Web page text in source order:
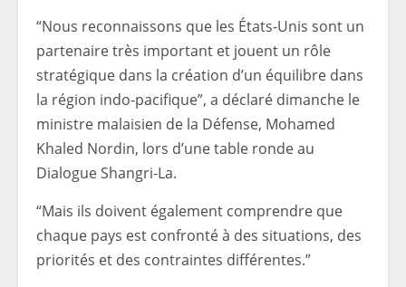
“Nous reconnaissons que les États-Unis sont un
partenaire très important et jouent un rôle
stratégique dans la création d’un équilibre dans
la région indo-pacifique”, a déclaré dimanche le
ministre malaisien de la Défense, Mohamed
Khaled Nordin, lors d’une table ronde au
Dialogue Shangri-La.
“Mais ils doivent également comprendre que
chaque pays est confronté à des situations, des
priorités et des contraintes différentes.”